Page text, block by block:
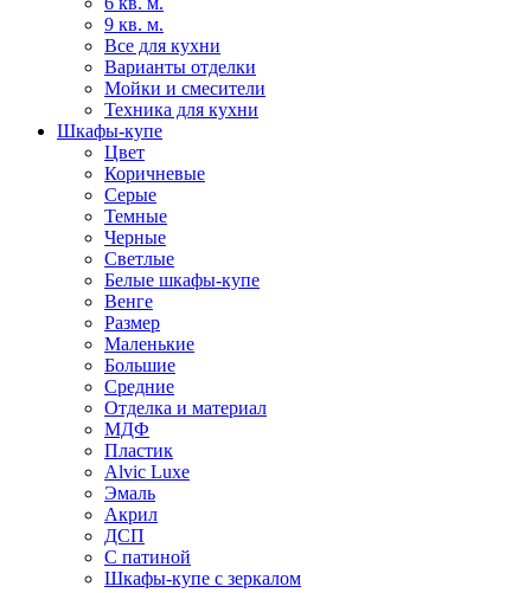
9 кв. м.
Все для кухни
Варианты отделки
Мойки и смесители
Техника для кухни
Шкафы-купе
Цвет
Коричневые
Серые
Темные
Черные
Светлые
Белые шкафы-купе
Венге
Размер
Маленькие
Большие
Средние
Отделка и материал
МДФ
Пластик
Alvic Luxe
Эмаль
Акрил
ДСП
С патиной
Шкафы-купе с зеркалом